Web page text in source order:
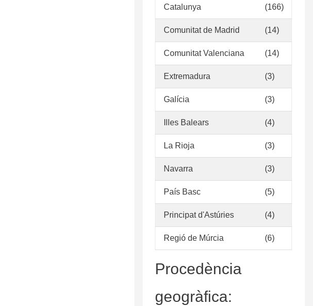
Catalunya (166)
Comunitat de Madrid (14)
Comunitat Valenciana (14)
Extremadura (3)
Galícia (3)
Illes Balears (4)
La Rioja (3)
Navarra (3)
País Basc (5)
Principat d'Astúries (4)
Regió de Múrcia (6)
Procedència
geogràfica: